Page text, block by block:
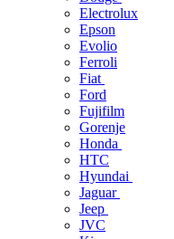
Electrolux
Epson
Evolio
Ferroli
Fiat
Ford
Fujifilm
Gorenje
Honda
HTC
Hyundai
Jaguar
Jeep
JVC